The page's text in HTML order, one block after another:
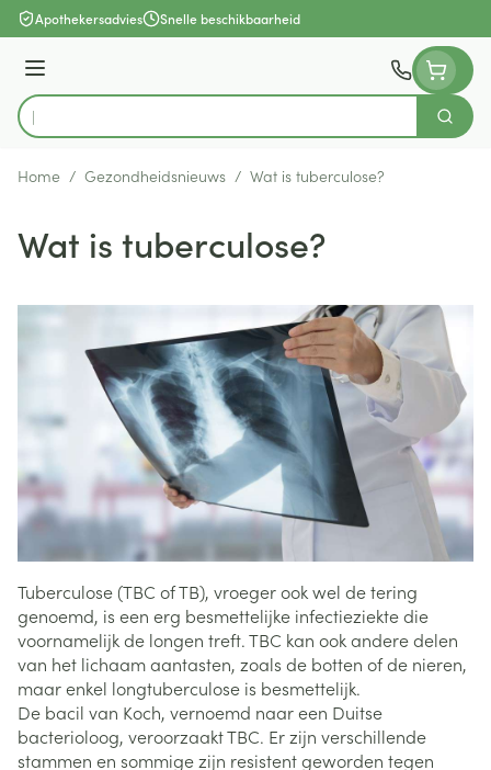
Ga naar de inhoud
Apothekersadvies Snelle beschikbaarheid
Menu
Product, merk, categorie...
Zoek
Home / Gezondheidsnieuws / Wat is tuberculose?
Wat is tuberculose?
Tuberculose (TBC of TB), vroeger ook wel de tering
genoemd, is een erg besmettelijke infectieziekte die
voornamelijk de longen treft. TBC kan ook andere delen
van het lichaam aantasten, zoals de botten of de nieren,
maar enkel longtuberculose is besmettelijk.
De bacil van Koch, vernoemd naar een Duitse
bacterioloog, veroorzaakt TBC. Er zijn verschillende
stammen en sommige zijn resistent geworden tegen